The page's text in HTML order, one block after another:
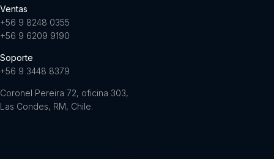
Ventas
+56 9 8248 0355
+56 9 6209 9190
Soporte
+56 9 3448 8379
Coronel Pereira 72, oficina 303,
Las Condes, RM, Chile.